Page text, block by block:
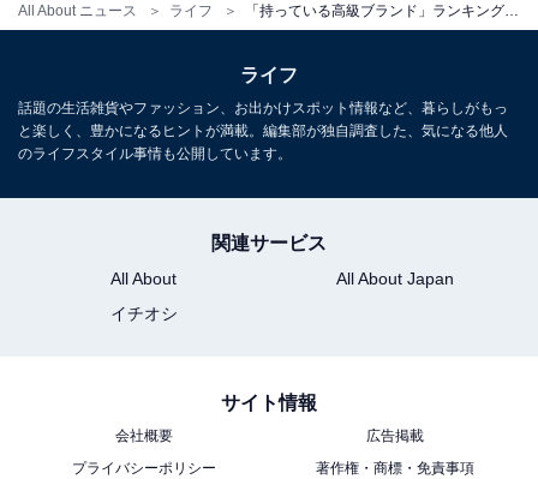
All About ニュース ライフ
女子高生に人気のバッグブランドランキング！ 2位は
【関連リンク】
・MyVoice
ライフ
話題の生活雑貨やファッション、お出かけスポット情報など、暮らしがもっ
と楽しく、豊かになるヒントが満載。編集部が独自調査した、気になる他人
のライフスタイル事情も公開しています。
関連サービス
All About
All About Japan
イチオシ
サイト情報
会社概要
広告掲載
プライバシーポリシー
著作権・商標・免責事項